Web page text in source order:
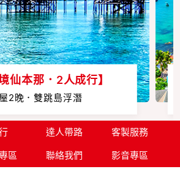
仙本那．2人成行】
2晚．雙跳島浮潛
達人帶路 客製服務
區 聯絡我們 影音專區